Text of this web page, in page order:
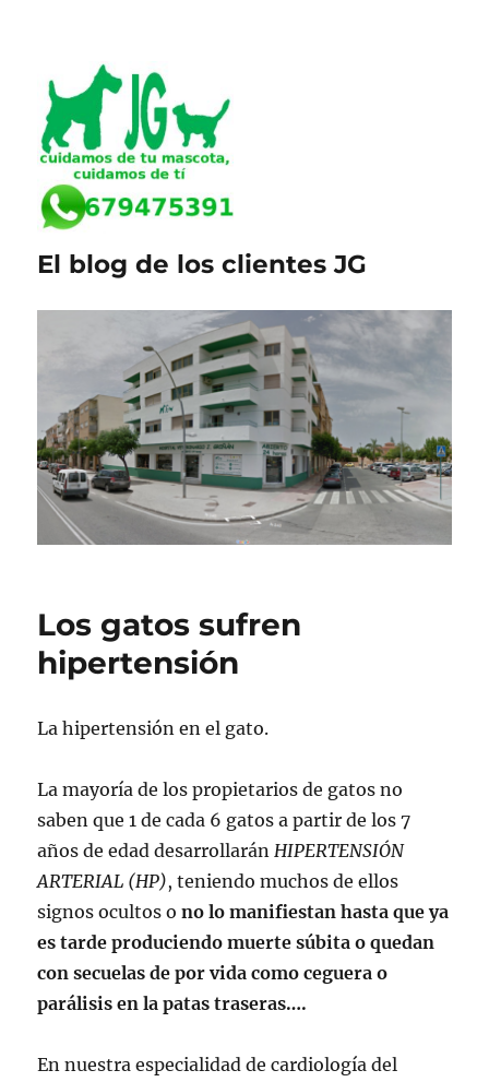
El blog de los clientes JG
Los gatos sufren
hipertensión
La hipertensión en el gato.
La mayoría de los propietarios de gatos no
saben que 1 de cada 6 gatos a partir de los 7
años de edad desarrollarán HIPERTENSIÓN
ARTERIAL (HP), teniendo muchos de ellos
signos ocultos ono lo manifiestan hasta que ya
es tarde produciendo muerte súbita o quedan
con secuelas de por vida como ceguera o
parálisis en la patas traseras….
En nuestra especialidad de cardiología del